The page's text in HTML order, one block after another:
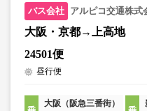
アルピコ交通株式
大阪・京都→上高地
24501便
昼行便
大阪（阪急三番街）